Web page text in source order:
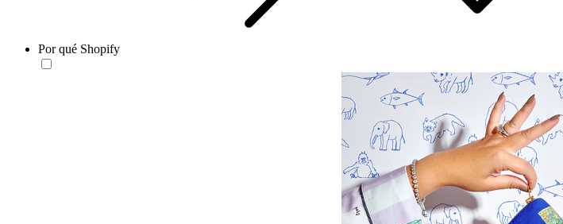
Por qué Shopify